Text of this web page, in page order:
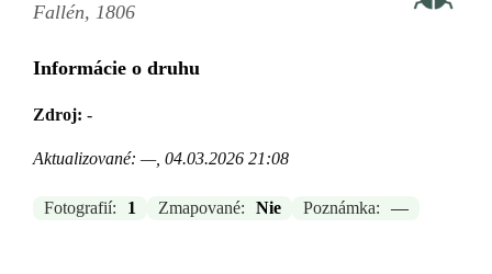
Fallén, 1806
Informácie o druhu
Zdroj: -
Aktualizované: —, 04.03.2026 21:08
Fotografií: 1 Zmapované: Nie Poznámka: —